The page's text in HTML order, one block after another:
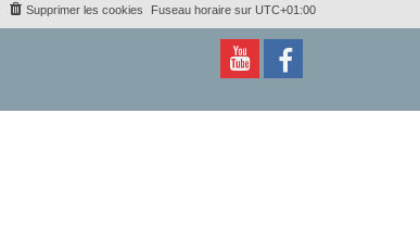
Fuseau horaire sur UTC+01:00
Supprimer les cookies